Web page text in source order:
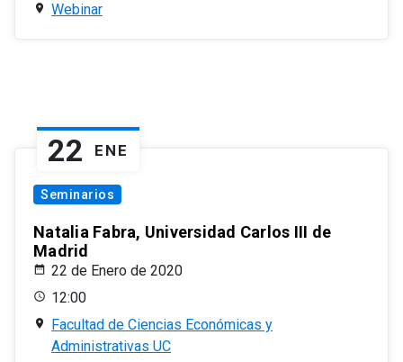
Webinar
22 ENE
Seminarios
Natalia Fabra, Universidad Carlos III de
Madrid
22 de Enero de 2020
12:00
Facultad de Ciencias Económicas y
Administrativas UC